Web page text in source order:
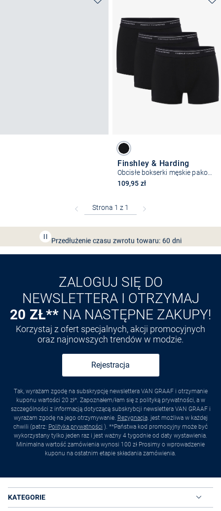
Finshley & Harding
Obcisłe bokserki męskie pakowane po 3 szt.
109,95 zł
Bezpłatna dostawa z Friends
Przedłużenie czasu zwrotu towaru: 60 dni
Odkryj aplikację VANGRAAF
ZALOGUJ SIĘ DO
NEWSLETTERA I OTRZYMAJ
20 ZŁ** NA NASTĘPNE ZAKUPY!
Korzystaj z ofert specjalnych, akcji promocyjnych
oraz najnowszych trendów w modzie.
Rejestracja
Tak, wyrażam zgodę na subskrypcję newslettera VAN GRAAF i otrzymanie
kuponu wartości 20 zł*. Zapoznałem/łam się z polityką prywatności, a w
szczególności z informacją dotyczącą subskrybcji newslettera VAN GRAAF i
wyrażam zgodę na jego otrzymywanie. Rezygnacja. jest możliwa w każdej
chwili (patrz: Polityka prywatności ). **Państwa kod promocyjny może być
wykorzystany tylko jeden raz i jest ważny 4 tygodnie od daty wystawienia.
Minimalna wartość zamówienia wynosi 100 zł Prosimy o wprowadzenie
kuponu na ostatnim etapie składania zamówienia.
KATEGORIE